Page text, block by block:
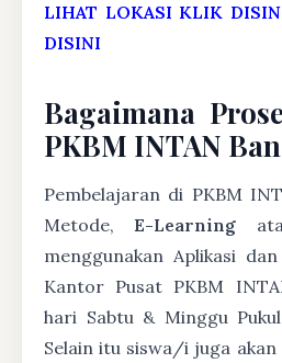
LIHAT LOKASI KLIK
DISINI
Bagaimana
PKBM INTAN
Pembelajaran di PKBM
Metode,E-Learning
menggunakan Aplikasi dan
Kantor Pusat PKBM
hari Sabtu & Minggu
Selain itu siswa/i juga